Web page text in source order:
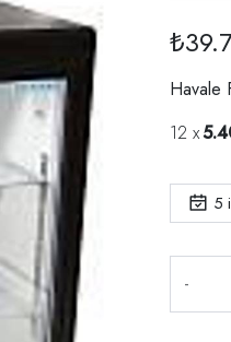
Havale
5
-